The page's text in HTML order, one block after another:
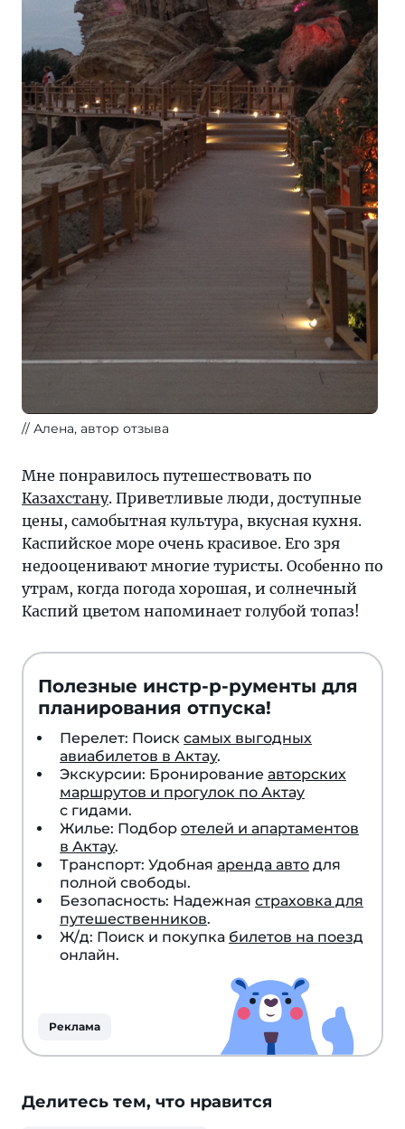
Алена, автор отзыва
Мне понравилось путешествовать по
Казахстану. Приветливые люди, доступные
цены, самобытная культура, вкусная кухня.
Каспийское море очень красивое. Его зря
недооценивают многие туристы. Особенно по
утрам, когда погода хорошая, и солнечный
Каспий цветом напоминает голубой топаз!
Полезные инстр-р-рументы для
планирования отпуска!
Перелет: Поиск самых выгодных
авиабилетов в Актау.
Экскурсии: Бронирование авторских
маршрутов и прогулок по Актау
с гидами.
Жилье: Подбор отелей и апартаментов
в Актау.
Транспорт: Удобная аренда авто для
полной свободы.
Безопасность: Надежная страховка для
путешественников.
Ж/д: Поиск и покупка билетов на поезд
онлайн.
Реклама
Делитесь тем, что нравится